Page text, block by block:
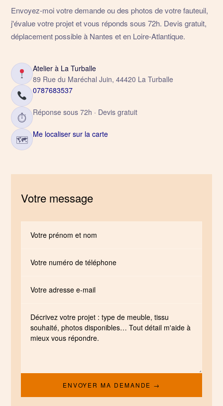
Envoyez-moi votre demande ou des photos de votre fauteuil,
j'évalue votre projet et vous réponds sous 72h. Devis gratuit,
déplacement possible à Nantes et en Loire-Atlantique.
Atelier à La Turballe
89 Rue du Maréchal Juin, 44420 La Turballe
0787683537
⏱ Réponse sous 72h · Devis gratuit
🗺 Me localiser sur la carte
Votre message